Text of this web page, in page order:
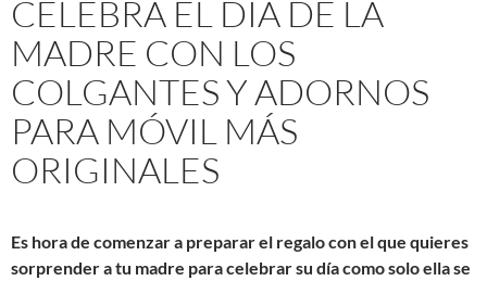
CELEBRA EL DÍA DE LA
MADRE CON LOS
COLGANTES Y ADORNOS
PARA MÓVIL MÁS
ORIGINALES
Es hora de comenzar a preparar el regalo con el que quieres
sorprender a tu madre para celebrar su día como solo ella se